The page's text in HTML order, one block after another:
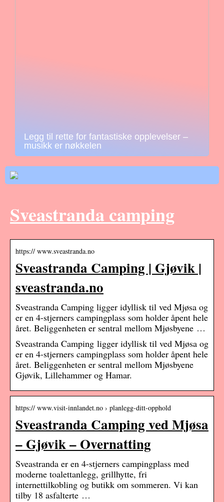
Legg til rette for fantastiske opplevelser –
musikk er nøkkelen
Sveastranda camping
https:// www.sveastranda.no
Sveastranda Camping | Gjøvik |
sveastranda.no
Sveastranda Camping ligger idyllisk til ved Mjøsa og
er en 4-stjerners campingplass som holder åpent hele
året. Beliggenheten er sentral mellom Mjøsbyene …
Sveastranda Camping ligger idyllisk til ved Mjøsa og
er en 4-stjerners campingplass som holder åpent hele
året. Beliggenheten er sentral mellom Mjøsbyene
Gjøvik, Lillehammer og Hamar.
https:// www.visit-innlandet.no › planlegg-ditt-opphold
Sveastranda Camping ved Mjøsa
– Gjøvik – Overnatting
Sveastranda er en 4-stjerners campingplass med
moderne toalettanlegg, grillhytte, fri
internettilkobling og butikk om sommeren. Vi kan
tilby 18 asfalterte …